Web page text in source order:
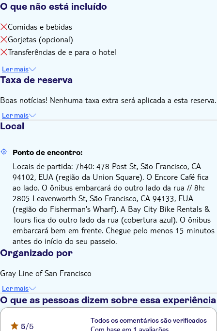
O que não está incluído
Comidas e bebidas
Gorjetas (opcional)
Transferências de e para o hotel
Ler mais
Taxa de reserva
Boas notícias! Nenhuma taxa extra será aplicada a esta reserva.
Ler mais
Local
Ponto de encontro:
Locais de partida: 7h40: 478 Post St, São Francisco, CA
94102, EUA (região da Union Square). O Encore Café fica
ao lado. O ônibus embarcará do outro lado da rua // 8h:
2805 Leavenworth St, São Francisco, CA 94133, EUA
(região do Fisherman's Wharf). A Bay City Bike Rentals &
Tours fica do outro lado da rua (cobertura azul). O ônibus
embarcará bem em frente. Chegue pelo menos 15 minutos
antes do início do seu passeio.
Organizado por
Gray Line of San Francisco
Ler mais
O que as pessoas dizem sobre essa experiência
5/5
Todos os comentários são verificados